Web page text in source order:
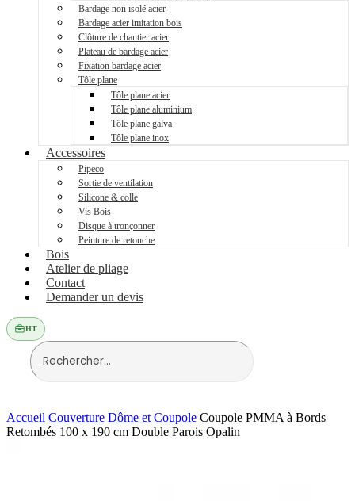
Bardage non isolé acier
Bardage acier imitation bois
Clôture de chantier acier
Plateau de bardage acier
Fixation bardage acier
Tôle plane
Tôle plane acier
Tôle plane aluminium
Tôle plane galva
Tôle plane inox
Accessoires
Pipeco
Sortie de ventilation
Silicone & colle
Vis Bois
Disque à tronçonner
Peinture de retouche
Bois
Atelier de pliage
Contact
Demander un devis
HT
Accueil Couverture Dôme et Coupole Coupole PMMA à Bords
Retombés 100 x 190 cm Double Parois Opalin